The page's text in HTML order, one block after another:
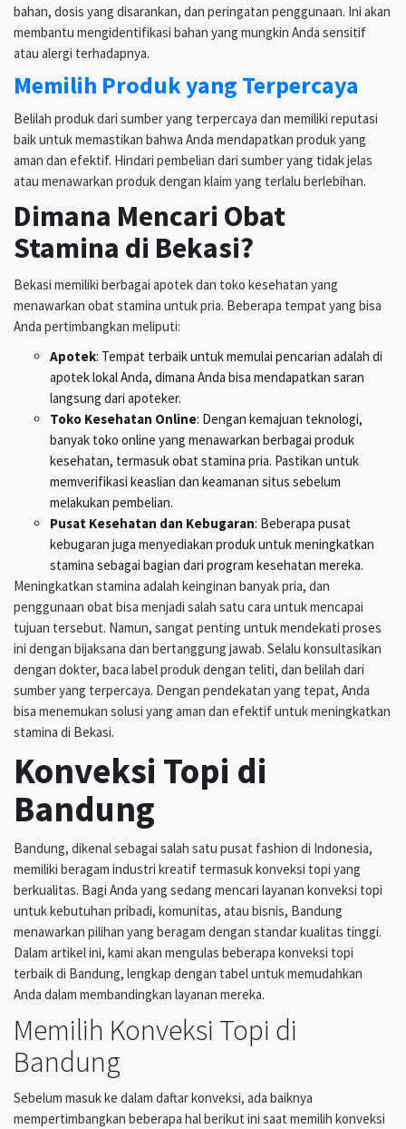
bahan, dosis yang disarankan, dan peringatan penggunaan. Ini akan
membantu mengidentifikasi bahan yang mungkin Anda sensitif
atau alergi terhadapnya.
Memilih Produk yang Terpercaya
Belilah produk dari sumber yang terpercaya dan memiliki reputasi
baik untuk memastikan bahwa Anda mendapatkan produk yang
aman dan efektif. Hindari pembelian dari sumber yang tidak jelas
atau menawarkan produk dengan klaim yang terlalu berlebihan.
Dimana Mencari Obat
Stamina di Bekasi?
Bekasi memiliki berbagai apotek dan toko kesehatan yang
menawarkan obat stamina untuk pria. Beberapa tempat yang bisa
Anda pertimbangkan meliputi:
Apotek: Tempat terbaik untuk memulai pencarian adalah di
apotek lokal Anda, dimana Anda bisa mendapatkan saran
langsung dari apoteker.
Toko Kesehatan Online: Dengan kemajuan teknologi,
banyak toko online yang menawarkan berbagai produk
kesehatan, termasuk obat stamina pria. Pastikan untuk
memverifikasi keaslian dan keamanan situs sebelum
melakukan pembelian.
Pusat Kesehatan dan Kebugaran: Beberapa pusat
kebugaran juga menyediakan produk untuk meningkatkan
stamina sebagai bagian dari program kesehatan mereka.
Meningkatkan stamina adalah keinginan banyak pria, dan
penggunaan obat bisa menjadi salah satu cara untuk mencapai
tujuan tersebut. Namun, sangat penting untuk mendekati proses
ini dengan bijaksana dan bertanggung jawab. Selalu konsultasikan
dengan dokter, baca label produk dengan teliti, dan belilah dari
sumber yang terpercaya. Dengan pendekatan yang tepat, Anda
bisa menemukan solusi yang aman dan efektif untuk meningkatkan
stamina di Bekasi.
Konveksi Topi di
Bandung
Bandung, dikenal sebagai salah satu pusat fashion di Indonesia,
memiliki beragam industri kreatif termasuk konveksi topi yang
berkualitas. Bagi Anda yang sedang mencari layanan konveksi topi
untuk kebutuhan pribadi, komunitas, atau bisnis, Bandung
menawarkan pilihan yang beragam dengan standar kualitas tinggi.
Dalam artikel ini, kami akan mengulas beberapa konveksi topi
terbaik di Bandung, lengkap dengan tabel untuk memudahkan
Anda dalam membandingkan layanan mereka.
Memilih Konveksi Topi di
Bandung
Sebelum masuk ke dalam daftar konveksi, ada baiknya
mempertimbangkan beberapa hal berikut ini saat memilih konveksi